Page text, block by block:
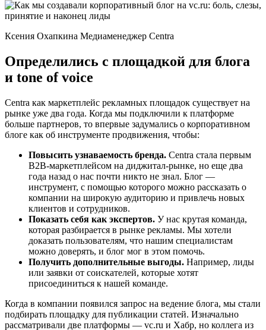
Ксения Охапкина Медиаменеджер Centra
Определились с площадкой для блога
и tone of voice
Centra как маркетплейс рекламных площадок существует на
рынке уже два года. Когда мы подключили к платформе
больше партнеров, то впервые задумались о корпоративном
блоге как об инструменте продвижения, чтобы:
Повысить узнаваемость бренда. Centra стала первым
B2B-маркетплейсом на диджитал-рынке, но еще два
года назад о нас почти никто не знал. Блог —
инструмент, с помощью которого можно рассказать о
компании на широкую аудиторию и привлечь новых
клиентов и сотрудников.
Показать себя как экспертов. У нас крутая команда,
которая разбирается в рынке рекламы. Мы хотели
доказать пользователям, что нашим специалистам
можно доверять, и блог мог в этом помочь.
Получить дополнительные выгоды. Например, лиды
или заявки от соискателей, которые хотят
присоединиться к нашей команде.
Когда в компании появился запрос на ведение блога, мы стали
подбирать площадку для публикации статей. Изначально
рассматривали две платформы — vc.ru и Хабр, но коллега из